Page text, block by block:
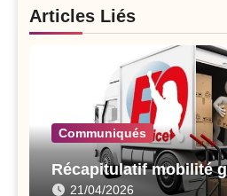
Articles Liés
Communiqués
Récapitulatif mobilité
21/04/2026